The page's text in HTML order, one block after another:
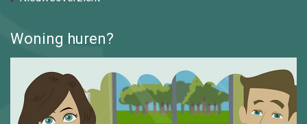
Woning huren?